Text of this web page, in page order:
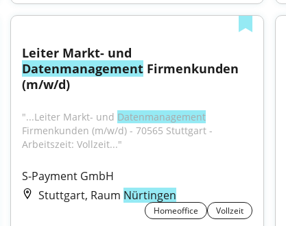
Datenmanagement Firmenkunden
(m/w/d)
"...Leiter Markt- und Datenmanagement
Firmenkunden (m/w/d) - 70565 Stuttgart -
Arbeitszeit: Vollzeit..."
S-Payment GmbH
Stuttgart, Raum Nürtingen
Homeoffice Vollzeit